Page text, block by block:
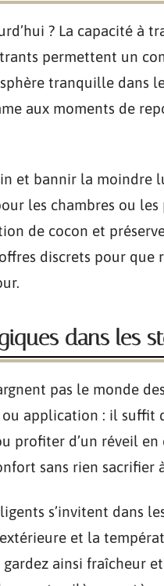
? La capacité à
permettent un
tranquille dans
aux moments de
et bannir la moindre
les chambres ou les
de cocon et
discrets pour que
dans les
pas le monde
application : il suffit
profiter d’un réveil
sans rien sacrifier
s’invitent dans
et la
ainsi fraîcheur